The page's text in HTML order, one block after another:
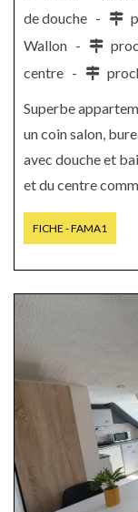
de douche -
Wallon -
centre -
Superbe
un coin salon,
avec douche et
et du centre
FICHE - FAMA1